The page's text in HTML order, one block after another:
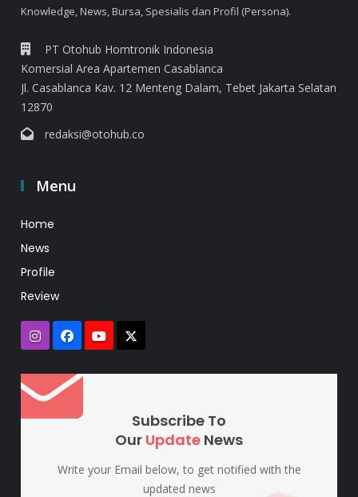
Knowledge, News, Bursa, Spesialis dan Profil (Persona).
PT Otohub Homtronik Indonesia
Komersial Area Apartemen Casablanca
Jl. Casablanca Kav. 12 Menteng Dalam, Tebet Jakarta Selatan
12870
redaksi@otohub.co
Menu
Home
News
Profile
Review
Subscribe To
Our Update News
Write your Email below, to get notified with the
updated news